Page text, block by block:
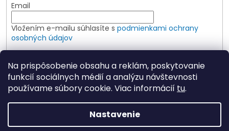
Na prispôsobenie obsahu a reklám, poskytovanie
funkcií sociálnych médií a analýzu návštevnosti
používame súbory cookie. Viac informácií tu.
Nastavenie
Email
Vložením e-mailu súhlasíte s podmienkami ochrany
osobných údajov
PRIHLÁSIŤ SA